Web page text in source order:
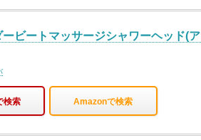
ービートマッサージシャワーヘッド(
検索 Amazonで検索